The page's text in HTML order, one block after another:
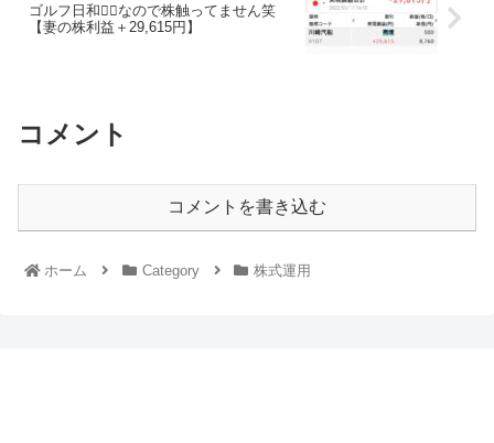
ゴルフ日和🏌️‍♂️なので株触ってません笑
【妻の株利益＋29,615円】
コメント
コメントを書き込む
ホーム Category 株式運用